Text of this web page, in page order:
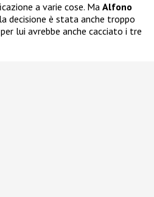
a varie cose. Ma Alfono
decisione è stata anche troppo
lui avrebbe anche cacciato i tre